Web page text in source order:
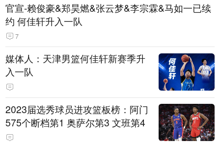
官宣-赖俊豪&郑昊燃&张云梦&李宗霖&马如一已续
约 何佳轩升入一队
7
媒体人：天津男篮何佳轩新赛季升
入一队
2023届选秀球员进攻篮板榜：阿门
575个断档第1 奥萨尔第3 文班第4